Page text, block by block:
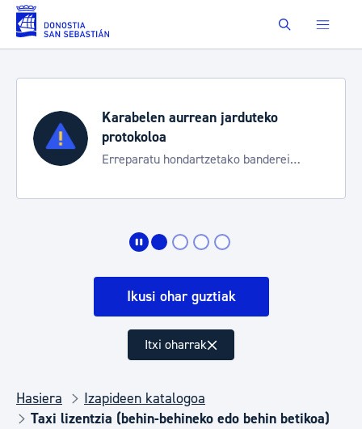
Eduki nagusira joan Buscar
Karabelen aurrean jarduteko
protokoloa
Erreparatu hondartzetako banderei
Ikusi ohar guztiak
Itxi oharrak
Hasiera
Izapideen katalogoa
Taxi lizentzia (behin-behineko edo behin betikoa)